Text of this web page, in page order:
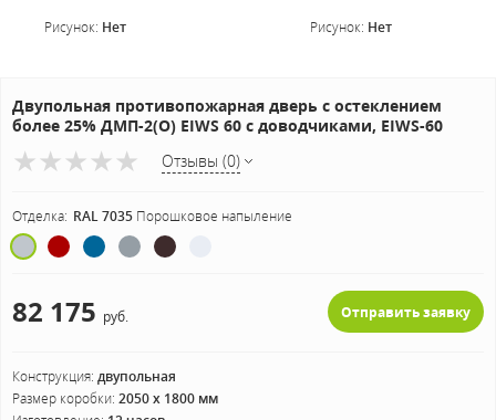
Рисунок: Нет Рисунок: Нет
Двупольная противопожарная дверь с остеклением
более 25% ДМП-2(О) EIWS 60 с доводчиками, EIWS-60
Отзывы (0)
Отделка: RAL 7035 Порошковое напыление
82 175 руб. Отправить заявку
Конструкция: двупольная
Размер коробки: 2050 х 1800 мм